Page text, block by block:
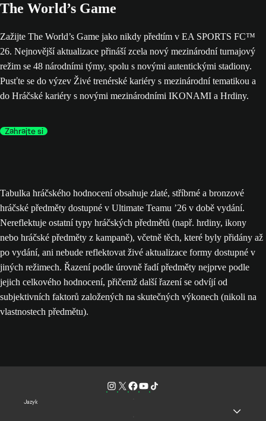
The World’s Game
Zažijte The World’s Game jako nikdy předtím v EA SPORTS FC™
26. Nejnovější aktualizace přináší zcela nový mezinárodní turnajový
režim se 48 národními týmy, spolu s novými autentickými stadiony.
Pusťte se do výzev Živé trenérské kariéry s mezinárodní tematikou a
do Hráčské kariéry s novými mezinárodními IKONAMI a Hrdiny.
Zahrajte si
Tabulka hráčského hodnocení obsahuje zlaté, stříbrné a bronzové
hráčské předměty dostupné v Ultimate Teamu ’26 v době vydání.
Nereflektuje ostatní typy hráčských předmětů (např. hrdiny, ikony
nebo hráčské předměty z kampaně), včetně těch, které byly přidány až
po vydání, ani nebude reflektovat živé aktualizace formy dostupné v
jiných režimech. Řazení podle úrovně řadí předměty nejprve podle
jejich celkového hodnocení, přičemž další řazení se odvíjí od
subjektivních faktorů založených na skutečných výkonech (nikoli na
vlastnostech předmětu).
Jazyk